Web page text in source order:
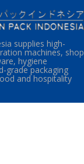
supplies high-
machines, shop
hygiene
grade packaging
and hospitality